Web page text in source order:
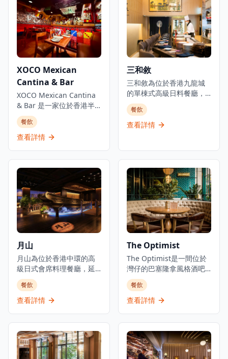
XOCO Mexican
Cantina & Bar
XOCO Mexican Cantina
& Bar 是一家位於香港半
山區的溫馨墨西哥餐廳。
餐廳以令人興奮的當代墨
西哥風味和屢獲殊榮的瑪
餐廳可容納約15至20人，
設有戶外座位，可欣賞街
景，提供迷人的國際氛
圍，讓人聯想到異國小
巷。熱門菜式包括配長條
形玉米片和奶油芝士的墨
西哥湯、配焗芝士、牛油
的墨西哥風格玉米片（可
選擇添加肉類），以及手
撕豬肉捲餅。餐廳歡迎寵
物，提供輕鬆的環境，非
常適合一邊享用飲品一邊
觀賞街景。XOCO 位於摩
環至半山自動扶梯即可輕
鬆到達。餐廳接受多種付
款方式，包括Visa、萬事
餐飲
查看詳情
三和敘
三和敘為位於香港九龍城
的單棟式高級日料餐廳，
集結三大傳統日本料理：
壽司、鐵板燒、爐端燒的
日式餐飲概念。環境優美
料理體驗。主要菜單包括
三和敘御膳系列，如香煎
法國鴨肝伴美國安格斯牛
柳御膳（HK$268起）、燒
西京味噌銀鱈魚御膳
（HK$228起）等精緻料
理。結合高級料理與聚會
元素，三和敘致力於為客
人提供頂級的日式用餐體
驗。
餐飲
查看詳情
月山
月山為位於香港中環的高
級日式會席料理餐廳，延
續米芝蓮星級日本料理的
血統。餐廳佔地3,000平方
呎，由資深廚藝團隊領
配佳餚的會席料理，同時
提供廚師發辦壽司料理及
各式地道和食選擇。餐廳
餐飲
查看詳情
The Optimist
The Optimist是一間位於
灣仔的巴塞隆拿風格酒吧
及西班牙烤肉餐廳，佔地
三層，提供正宗慷慨的西
班牙北部用餐體驗。餐廳
食，採用免服務費經營模
式。憑藉其西班牙北部料
理和雞尾酒，The
餐飲
查看詳情